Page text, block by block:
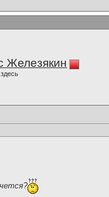
Железякин